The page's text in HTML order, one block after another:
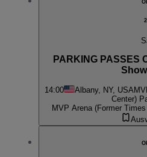
PARKING PASSES
14:00 Albany, NY, USA
Center)
MVP Arena (Former